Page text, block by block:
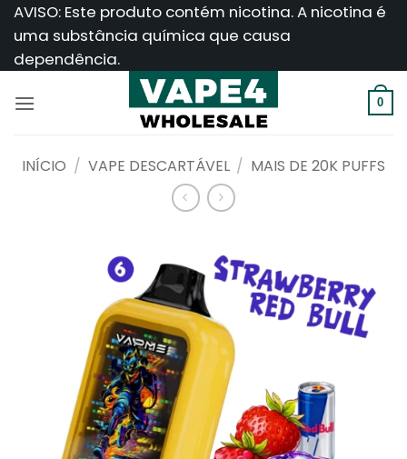
Saltar
para
AVISO: Este produto contém nicotina. A nicotina é
uma substância química que causa
dependência.
0
INÍCIO / VAPE DESCARTÁVEL / MAIS DE 20K PUFFS